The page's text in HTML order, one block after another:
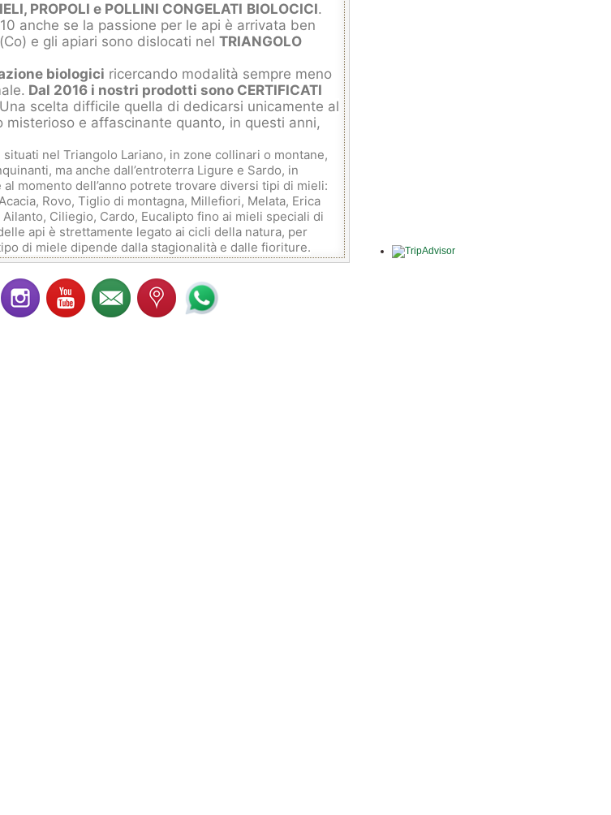
PROPOLI e POLLINI CONGELATI BIOLOCICI.
anche se la passione per le api è arrivata ben
(Co) e gli apiari sono dislocati nel TRIANGOLO
biologici ricercando modalità sempre meno
Dal 2016 i nostri prodotti sono CERTIFICATI
scelta difficile quella di dedicarsi unicamente al
misterioso e affascinante quanto, in questi anni,
nel Triangolo Lariano, in zone collinari o montane,
ma anche dall’entroterra Ligure e Sardo, in
momento dell’anno potrete trovare diversi tipi di mieli:
Rovo, Tiglio di montagna, Millefiori, Melata, Erica
Ciliegio, Cardo, Eucalipto fino ai mieli speciali di
api è strettamente legato ai cicli della natura, per
di miele dipende dalla stagionalità e dalle fioriture.